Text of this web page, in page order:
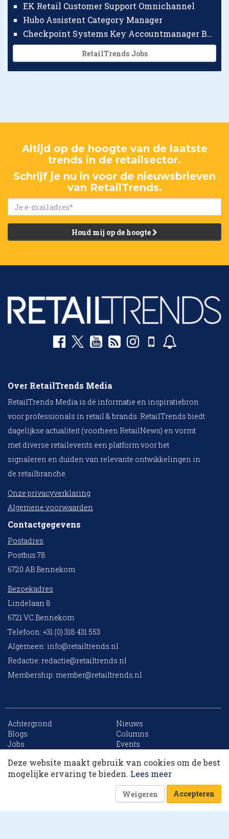
EK Retail Customer Support Omnichannel
Hubo Assistent Category Manager
Checkpoint Systems Key Accountmanager Benelux
RetailTrends Jobs
Altijd op de hoogte van de laatste
trends in de retailsector.
Schrijf je nu in voor de nieuwsbrieven
van RetailTrends.
Houd mij op de hoogte
Over RetailTrends Media
RetailTrends Media is dé informatie en inspiratiebron
voor professionals in retail & brands. RetailTrends biedt
dagelijkse actualiteit (voorheen RetailNews) en vormt
met diverse retailevents een platform voor het
signaleren en duiden van relevante ontwikkelingen in
de retailbranche.
Onze privacyverklaring
Algemene voorwaarden
Contactgegevens
Postadres
Postbus 78
6720 AB Bennekom
Bezoekadres
Lindelaan 8
6721 VC Bennekom
Telefoon: +31 (0) 318 431 553
Algemeen: info@retailtrends.nl
Redactie: redactie@retailtrends.nl
Membership: member@retailtrends.nl
Achtergrond
Nieuws
Blogs
Columns
Jobs
Events
Archief
Sitemap
Website is powered by
Deze website maakt gebruik van cookies om de best
mogelijke ervaring te bieden. Lees meer
Weigeren Accepteren
10 collega’s
Korting op events